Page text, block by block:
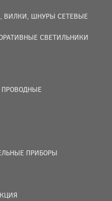
ВИЛКИ, ШНУРЫ СЕТЕВЫЕ
СВЕТИЛЬНИКИ
ПРИБОРЫ